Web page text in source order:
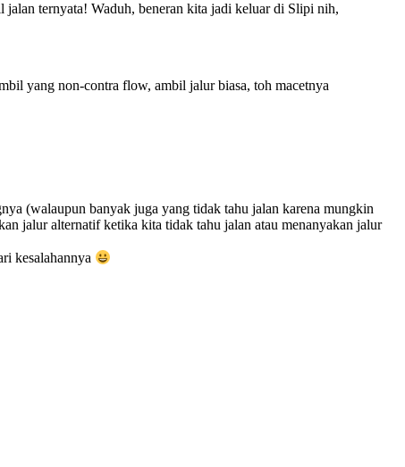
ternyata! Waduh, beneran kita jadi keluar di Slipi nih,
yang non-contra flow, ambil jalur biasa, toh macetnya
(walaupun banyak juga yang tidak tahu jalan karena mungkin
jalur alternatif ketika kita tidak tahu jalan atau menanyakan jalur
kesalahannya